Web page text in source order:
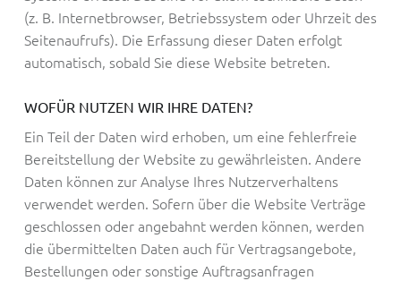
(z. B. Internetbrowser, Betriebssystem oder Uhrzeit des
Seitenaufrufs). Die Erfassung dieser Daten erfolgt
automatisch, sobald Sie diese Website betreten.
WOFÜR NUTZEN WIR IHRE DATEN?
Ein Teil der Daten wird erhoben, um eine fehlerfreie
Bereitstellung der Website zu gewährleisten. Andere
Daten können zur Analyse Ihres Nutzerverhaltens
verwendet werden. Sofern über die Website Verträge
geschlossen oder angebahnt werden können, werden
die übermittelten Daten auch für Vertragsangebote,
Bestellungen oder sonstige Auftragsanfragen